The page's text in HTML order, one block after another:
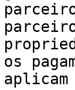
os